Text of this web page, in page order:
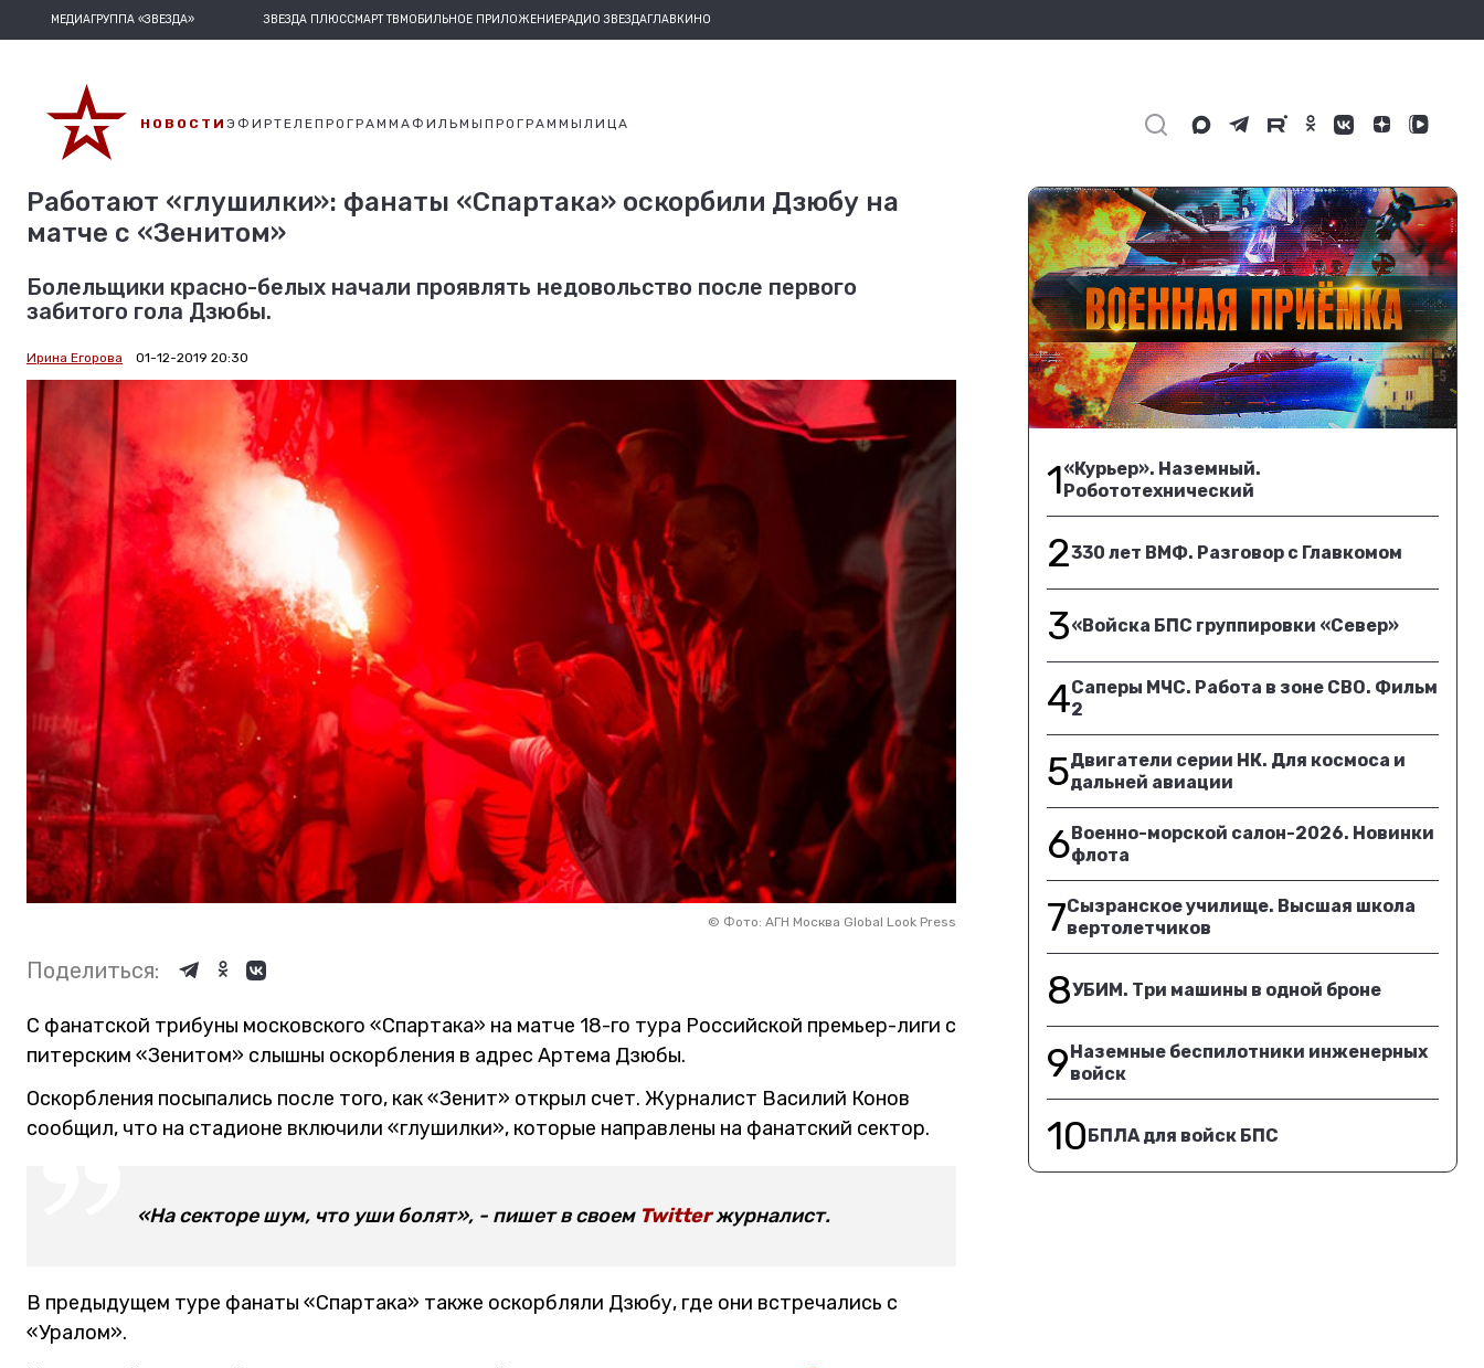
МЕДИАГРУППА «ЗВЕЗДА» ЗВЕЗДА ПЛЮССМАРТ ТВМОБИЛЬНОЕ ПРИЛОЖЕНИЕРАДИО ЗВЕЗДАГЛАВКИНО
НОВОСТИ ЭФИРТЕЛЕПРОГРАММАФИЛЬМЫ ПРОГРАММЫ ЛИЦА
Работают «глушилки»: фанаты «Спартака» оскорбили Дзюбу на
матче с «Зенитом»
Болельщики красно-белых начали проявлять недовольство после первого
забитого гола Дзюбы.
Ирина Егорова 01-12-2019 20:30
© Фото: АГН Москва Global Look Press
Поделиться:
С фанатской трибуны московского «Спартака» на матче 18-го тура Российской премьер-лиги с
питерским «Зенитом» слышны оскорбления в адрес Артема Дзюбы.
Оскорбления посыпались после того, как «Зенит» открыл счет. Журналист Василий Конов
сообщил, что на стадионе включили «глушилки», которые направлены на фанатский сектор.
«На секторе шум, что уши болят», - пишет в своем Twitterжурналист.
В предыдущем туре фанаты «Спартака» также оскорбляли Дзюбу, где они встречались с
«Уралом».
1«Курьер». Наземный.
Робототехнический
2330 лет ВМФ. Разговор с Главкомом
3«Войска БПС группировки «Север»
4Саперы МЧС. Работа в зоне СВО. Фильм
2
5Двигатели серии НК. Для космоса и
дальней авиации
6Военно-морской салон-2026. Новинки
флота
7Сызранское училище. Высшая школа
вертолетчиков
8УБИМ. Три машины в одной броне
9Наземные беспилотники инженерных
войск
10БПЛА для войск БПС